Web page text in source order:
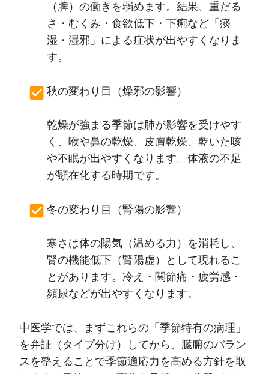
（脾）の働きを弱めます。結果、重だる
さ・むくみ・食欲低下・下痢など「痰
湿・湿邪」による症状が出やすくなりま
す。
秋の変わり目（燥邪の影響）
乾燥が強まる季節は肺が影響を受けやす
く、喉や鼻の乾燥、皮膚乾燥、乾いた咳
や不眠が出やすくなります。体液の不足
が顕在化する時期です。
冬の変わり目（腎陽の影響）
寒さは体の陽気（温める力）を消耗し、
腎の機能低下（腎陽虚）として現れるこ
とがあります。冷え・関節痛・疲労感・
頻尿などが出やすくなります。
中医学では、まずこれらの「季節特有の病理」
を弁証（タイプ分け）してから、臓腑のバラン
スを整えることで季節適応力を高める方針を取